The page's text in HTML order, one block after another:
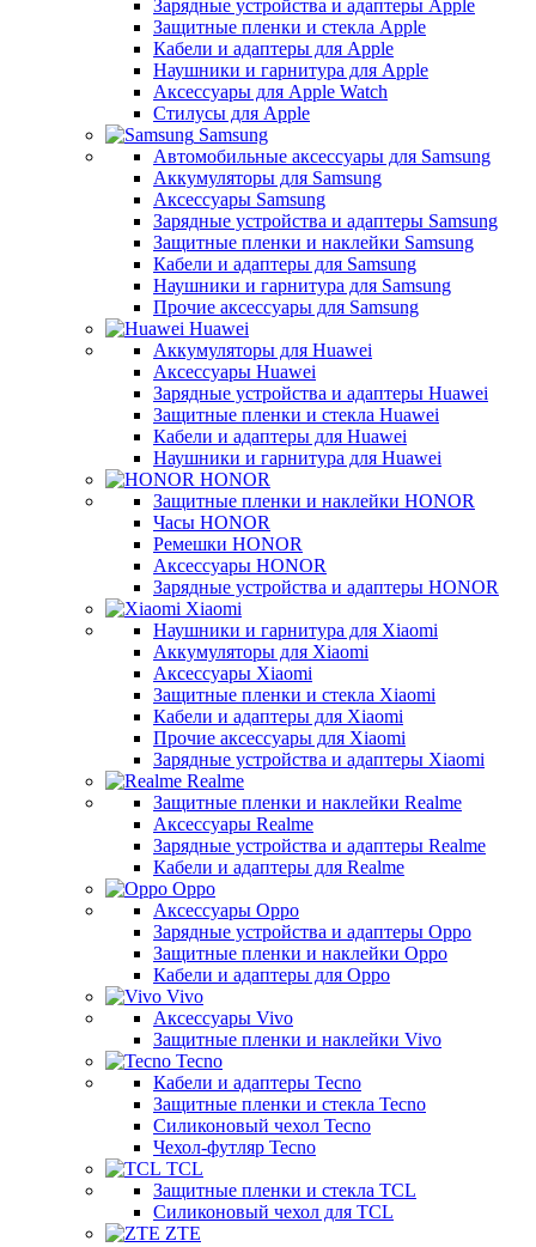
Зарядные устройства и адаптеры Apple
Защитные пленки и стекла Apple
Кабели и адаптеры для Apple
Наушники и гарнитура для Apple
Аксессуары для Apple Watch
Стилусы для Apple
Samsung
Автомобильные аксессуары для Samsung
Аккумуляторы для Samsung
Аксессуары Samsung
Зарядные устройства и адаптеры Samsung
Защитные пленки и наклейки Samsung
Кабели и адаптеры для Samsung
Наушники и гарнитура для Samsung
Прочие аксессуары для Samsung
Huawei
Аккумуляторы для Huawei
Аксессуары Huawei
Зарядные устройства и адаптеры Huawei
Защитные пленки и стекла Huawei
Кабели и адаптеры для Huawei
Наушники и гарнитура для Huawei
HONOR
Защитные пленки и наклейки HONOR
Часы HONOR
Ремешки HONOR
Аксессуары HONOR
Зарядные устройства и адаптеры HONOR
Xiaomi
Наушники и гарнитура для Xiaomi
Аккумуляторы для Xiaomi
Аксессуары Xiaomi
Защитные пленки и стекла Xiaomi
Кабели и адаптеры для Xiaomi
Прочие аксессуары для Xiaomi
Зарядные устройства и адаптеры Xiaomi
Realme
Защитные пленки и наклейки Realme
Аксессуары Realme
Зарядные устройства и адаптеры Realme
Кабели и адаптеры для Realme
Oppo
Аксессуары Oppo
Зарядные устройства и адаптеры Oppo
Защитные пленки и наклейки Oppo
Кабели и адаптеры для Oppo
Vivo
Аксессуары Vivo
Защитные пленки и наклейки Vivo
Tecno
Кабели и адаптеры Tecno
Защитные пленки и стекла Tecno
Силиконовый чехол Tecno
Чехол-футляр Tecno
TCL
Защитные пленки и стекла TCL
Силиконовый чехол для TCL
ZTE